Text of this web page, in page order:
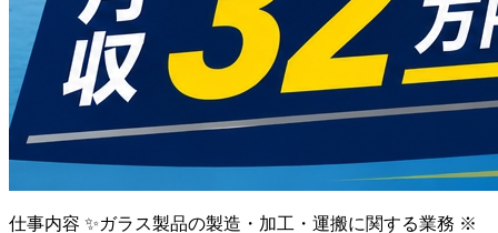
仕事内容 ✨ガラス製品の製造・加工・運搬に関する業務 ※